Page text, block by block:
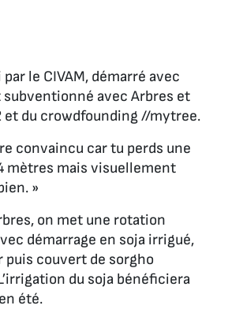
le CIVAM, démarré avec
subventionné avec Arbres et
et du crowdfounding //mytree.
convaincu car tu perds une
mètres mais visuellement
»
on met une rotation
démarrage en soja irrigué,
puis couvert de sorgho
du soja bénéficiera
été.